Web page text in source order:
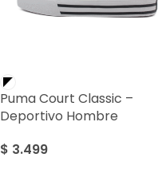
Puma Court Classic –
Deportivo Hombre
$ 3.499